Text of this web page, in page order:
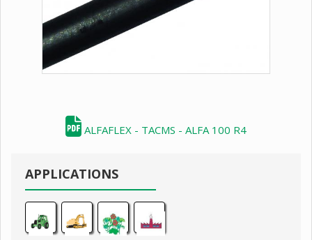
ALFAFLEX - TACMS - ALFA 100 R4
APPLICATIONS